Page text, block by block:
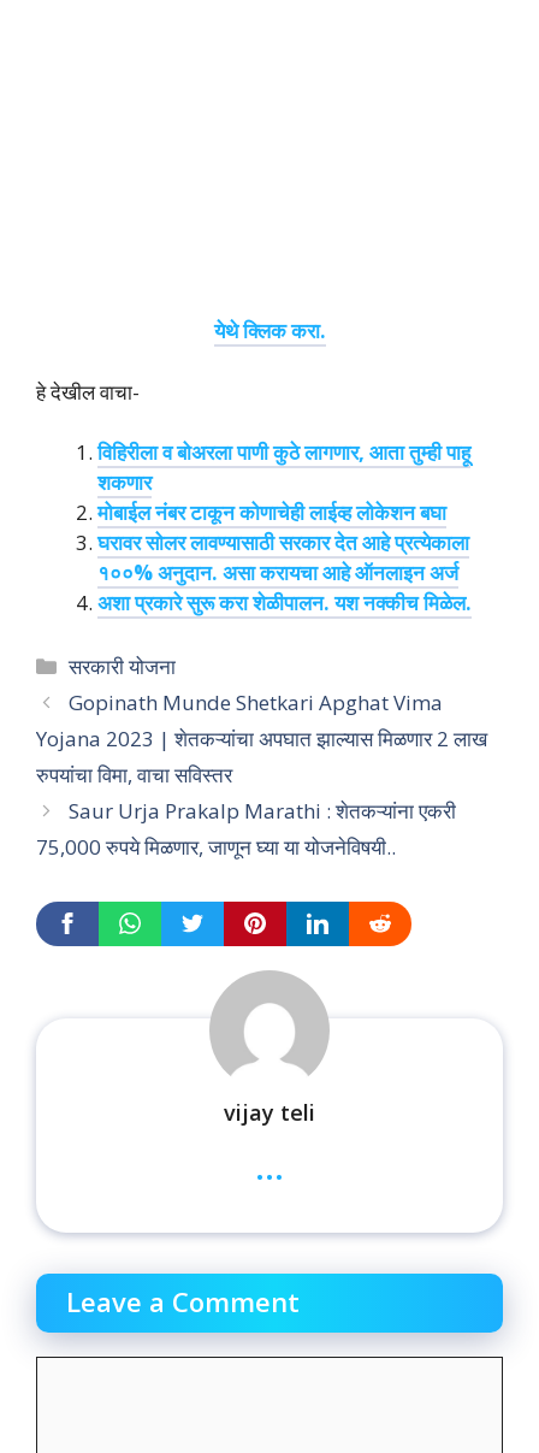
येथे क्लिक करा.
हे देखील वाचा-
विहिरीला व बोअरला पाणी कुठे लागणार, आता तुम्ही पाहू
शकणार
मोबाईल नंबर टाकून कोणाचेही लाईव्ह लोकेशन बघा
घरावर सोलर लावण्यासाठी सरकार देत आहे प्रत्येकाला
१००% अनुदान. असा करायचा आहे ऑनलाइन अर्ज
अशा प्रकारे सुरू करा शेळीपालन. यश नक्कीच मिळेल.
Categories
सरकारी योजना
Gopinath Munde Shetkari Apghat Vima
Yojana 2023 | शेतकऱ्यांचा अपघात झाल्यास मिळणार 2 लाख
रुपयांचा विमा, वाचा सविस्तर
Saur Urja Prakalp Marathi : शेतकऱ्यांना एकरी
75,000 रुपये मिळणार, जाणून घ्या या योजनेविषयी..
vijay teli
...
Leave a Comment